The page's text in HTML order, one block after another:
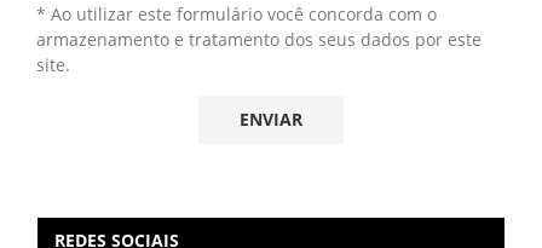
* Ao utilizar este formulário você concorda com o
armazenamento e tratamento dos seus dados por este
site.
REDES SOCIAIS